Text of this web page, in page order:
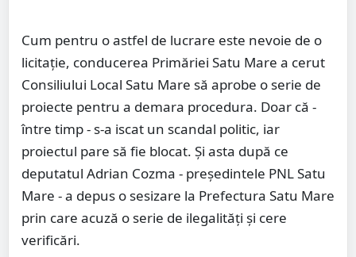
Cum pentru o astfel de lucrare este nevoie de o
licitație, conducerea Primăriei Satu Mare a cerut
Consiliului Local Satu Mare să aprobe o serie de
proiecte pentru a demara procedura. Doar că -
între timp - s-a iscat un scandal politic, iar
proiectul pare să fie blocat. Și asta după ce
deputatul Adrian Cozma - președintele PNL Satu
Mare - a depus o sesizare la Prefectura Satu Mare
prin care acuză o serie de ilegalități și cere
verificări.